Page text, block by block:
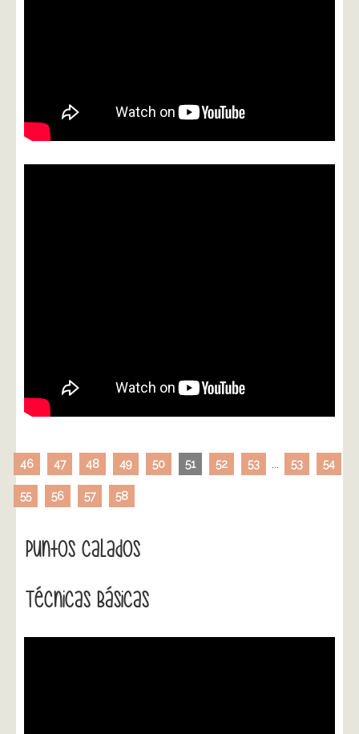
46 47 48 49 50 51 52 53 53 54
55 56 57 58
Puntos Calados
Técnicas Básicas